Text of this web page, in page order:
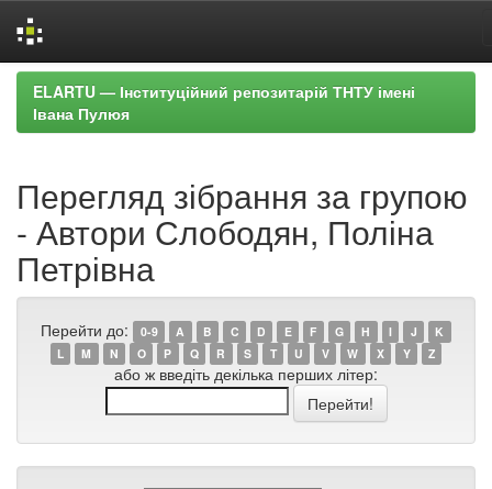
Skip
navigation
ELARTU — Інституційний репозитарій ТНТУ імені
Івана Пулюя
Перегляд зібрання за групою
- Автори Слободян, Поліна
Петрівна
Перейти до: 0-9 A B C D E F G H I J
K
L
M N O P Q R S T U V W X Y Z
або ж введіть декілька перших літер: